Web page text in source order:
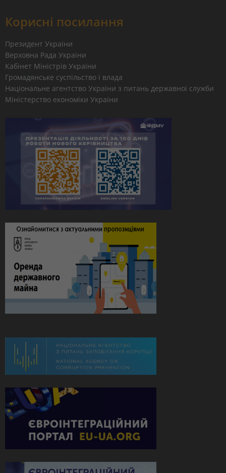
Корисні посилання
Президент України
Верховна Рада України
Кабінет Міністрів України
Громадянське суспільство і влада
Національне агентство України з питань державної служби
Міністерство економіки України